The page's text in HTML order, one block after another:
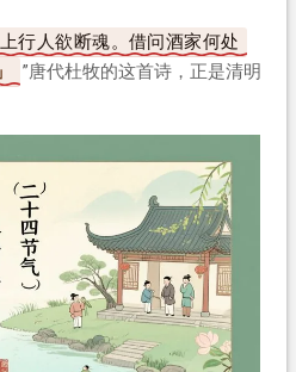
行人欲断魂。借问酒家何处
”唐代杜牧的这首诗，正是清明